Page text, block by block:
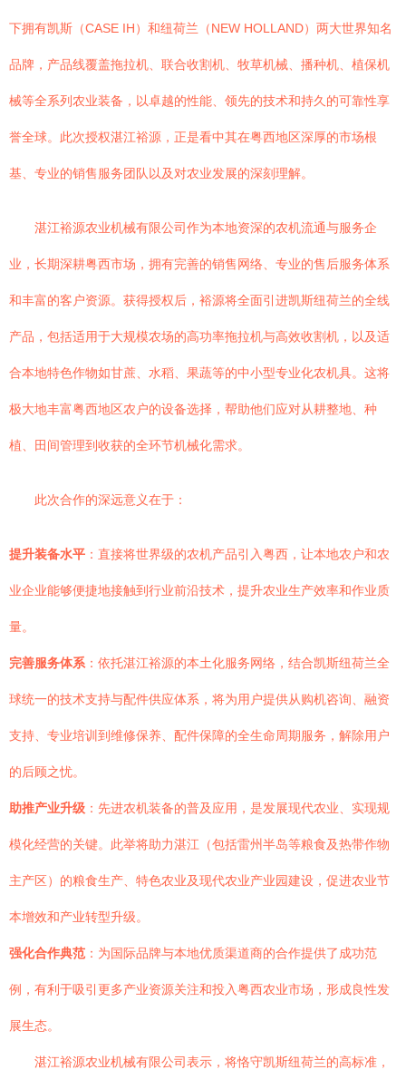
下拥有凯斯（CASE IH）和纽荷兰（NEW HOLLAND）两大世界知名
品牌，产品线覆盖拖拉机、联合收割机、牧草机械、播种机、植保机
械等全系列农业装备，以卓越的性能、领先的技术和持久的可靠性享
誉全球。此次授权湛江裕源，正是看中其在粤西地区深厚的市场根
基、专业的销售服务团队以及对农业发展的深刻理解。
湛江裕源农业机械有限公司作为本地资深的农机流通与服务企
业，长期深耕粤西市场，拥有完善的销售网络、专业的售后服务体系
和丰富的客户资源。获得授权后，裕源将全面引进凯斯纽荷兰的全线
产品，包括适用于大规模农场的高功率拖拉机与高效收割机，以及适
合本地特色作物如甘蔗、水稻、果蔬等的中小型专业化农机具。这将
极大地丰富粤西地区农户的设备选择，帮助他们应对从耕整地、种
植、田间管理到收获的全环节机械化需求。
此次合作的深远意义在于：
提升装备水平 ：直接将世界级的农机产品引入粤西，让本地农户和农
业企业能够便捷地接触到行业前沿技术，提升农业生产效率和作业质
量。
完善服务体系 ：依托湛江裕源的本土化服务网络，结合凯斯纽荷兰全
球统一的技术支持与配件供应体系，将为用户提供从购机咨询、融资
支持、专业培训到维修保养、配件保障的全生命周期服务，解除用户
的后顾之忧。
助推产业升级 ：先进农机装备的普及应用，是发展现代农业、实现规
模化经营的关键。此举将助力湛江（包括雷州半岛等粮食及热带作物
主产区）的粮食生产、特色农业及现代农业产业园建设，促进农业节
本增效和产业转型升级。
强化合作典范 ：为国际品牌与本地优质渠道商的合作提供了成功范
例，有利于吸引更多产业资源关注和投入粤西农业市场，形成良性发
展生态。
湛江裕源农业机械有限公司表示，将恪守凯斯纽荷兰的高标准，